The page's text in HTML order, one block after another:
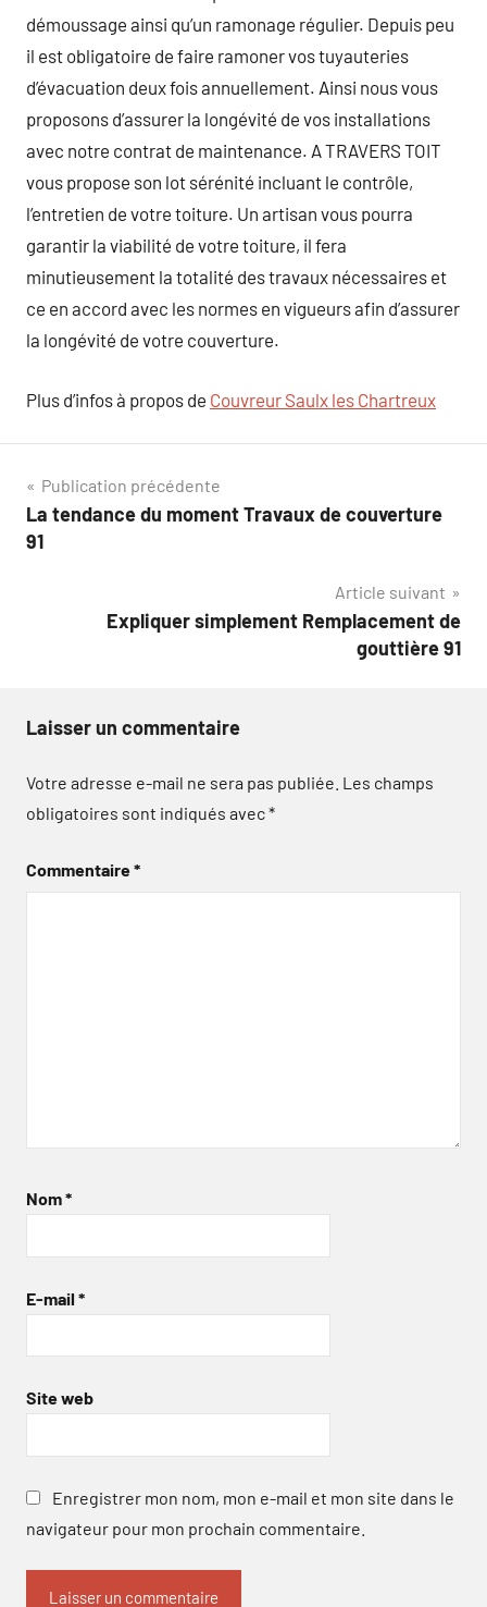
démoussage ainsi qu’un ramonage régulier. Depuis peu
il est obligatoire de faire ramoner vos tuyauteries
d’évacuation deux fois annuellement. Ainsi nous vous
proposons d’assurer la longévité de vos installations
avec notre contrat de maintenance. A TRAVERS TOIT
vous propose son lot sérénité incluant le contrôle,
l’entretien de votre toiture. Un artisan vous pourra
garantir la viabilité de votre toiture, il fera
minutieusement la totalité des travaux nécessaires et
ce en accord avec les normes en vigueurs afin d’assurer
la longévité de votre couverture.
Plus d’infos à propos de Couvreur Saulx les Chartreux
Navigation
de
Publication précédente
La tendance du moment Travaux de couverture
91
Article suivant
Expliquer simplement Remplacement de
gouttière 91
Laisser un commentaire
Votre adresse e-mail ne sera pas publiée. Les champs
obligatoires sont indiqués avec*
Commentaire*
Nom*
E-mail *
Site web
Enregistrer mon nom, mon e-mail et mon site dans le
navigateur pour mon prochain commentaire.